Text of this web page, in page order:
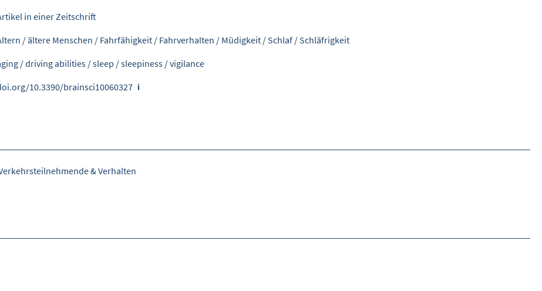
in einer Zeitschrift
/ältere Menschen / Fahrfähigkeit / Fahrverhalten / Müdigkeit / Schlaf / Schläfrigkeit
/driving abilities /sleep /sleepiness /vigilance
10.3390/brainsci10060327
& Verhalten